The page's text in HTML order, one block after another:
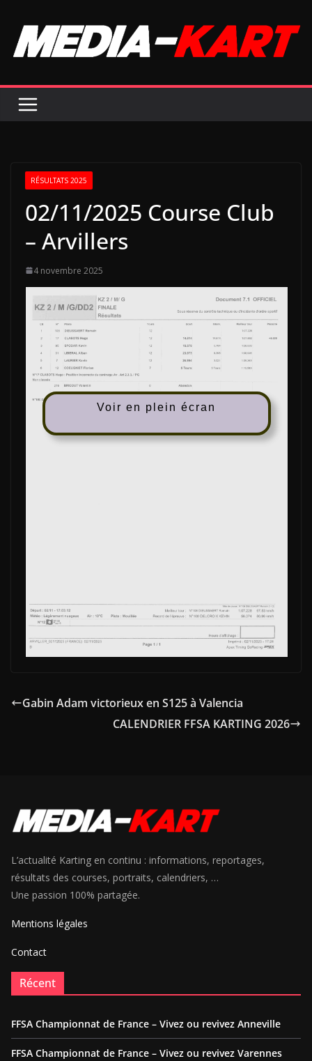
contenu
RÉSULTATS 2025
02/11/2025 Course Club
– Arvillers
4 novembre 2025
Voir en plein écran
Gabin Adam victorieux en S125 à Valencia
CALENDRIER FFSA KARTING 2026
L’actualité Karting en continu : informations, reportages,
résultats des courses, portraits, calendriers, …
Une passion 100% partagée.
Mentions légales
Contact
Récent
FFSA Championnat de France – Vivez ou revivez Anneville
FFSA Championnat de France – Vivez ou revivez Varennes